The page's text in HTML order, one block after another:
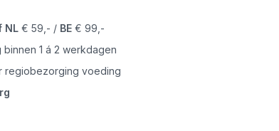
NL € 59,- / BE € 99,-
binnen 1 á 2 werkdagen
regiobezorging voeding